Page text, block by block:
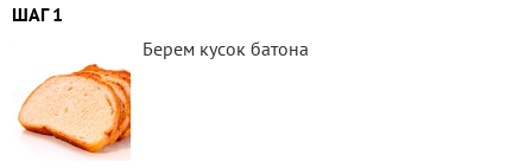
ШАГ 1
Берем кусок батона